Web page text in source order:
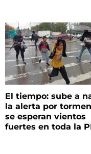
El tiempo: sube a
la alerta por
se esperan vientos
fuertes en toda la